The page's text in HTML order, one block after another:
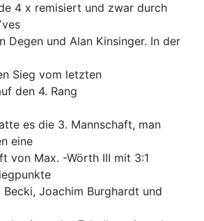
4 x remisiert und zwar durch
Degen und Alan Kinsinger. In der
Sieg vom letzten
den 4. Rang
es die 3. Mannschaft, man
eine
von Max. -Wörth III mit 3:1
Joachim Burghardt und